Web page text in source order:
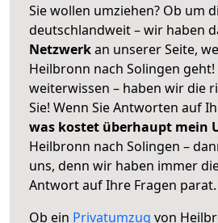
Sie wollen umziehen? Ob um
deutschlandweit – wir haben
Netzwerkan unserer Seite,
Heilbronn nach Solingen geht!
weiterwissen – haben wir die
Sie! Wenn Sie Antworten auf
was kostet überhaupt mein
Heilbronn nach Solingen –
uns, denn wir haben immer
Antwort auf Ihre Fragen parat.
Ob ein Privatumzug von